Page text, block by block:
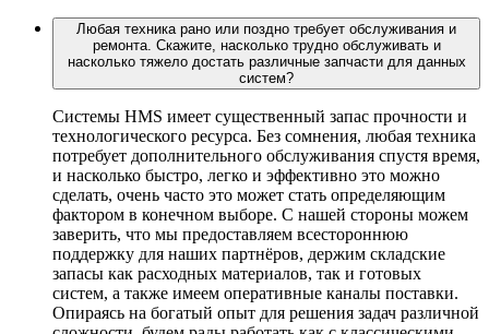
Любая техника рано или поздно требует обслуживания и
ремонта. Скажите, насколько трудно обслуживать и
насколько тяжело достать различные запчасти для данных
систем?
Системы HMS имеет существенный запас прочности и
технологического ресурса. Без сомнения, любая техника
потребует дополнительного обслуживания спустя время,
и насколько быстро, легко и эффективно это можно
сделать, очень часто это может стать определяющим
фактором в конечном выборе. С нашей стороны можем
заверить, что мы предоставляем всестороннюю
поддержку для наших партнёров, держим складские
запасы как расходных материалов, так и готовых
систем, а также имеем оперативные каналы поставки.
Опираясь на богатый опыт для решения задач различной